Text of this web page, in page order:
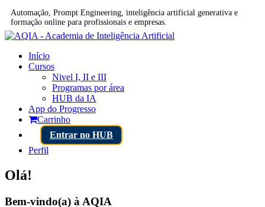
Automação, Prompt Engineering, inteligência artificial generativa e
formação online para profissionais e empresas.
Início
Cursos
Nivel I, II e III
Programas por área
HUB da IA
App do Progresso
Carrinho
Entrar no HUB
Perfil
Olá!
Bem-vindo(a) à AQIA